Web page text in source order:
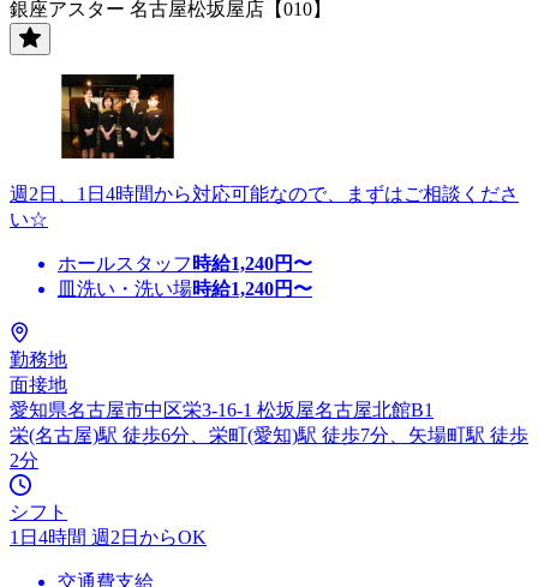
銀座アスター 名古屋松坂屋店【010】
週2日、1日4時間から対応可能なので、まずはご相談くださ
い☆
ホールスタッフ 時給1,240円〜
皿洗い・洗い場時給1,240円〜
勤務地
面接地
愛知県名古屋市中区栄3-16-1 松坂屋名古屋北館B1
栄(名古屋)駅 徒歩6分、栄町(愛知)駅 徒歩7分、矢場町駅 徒歩
2分
シフト
1日4時間 週2日からOK
交通費支給